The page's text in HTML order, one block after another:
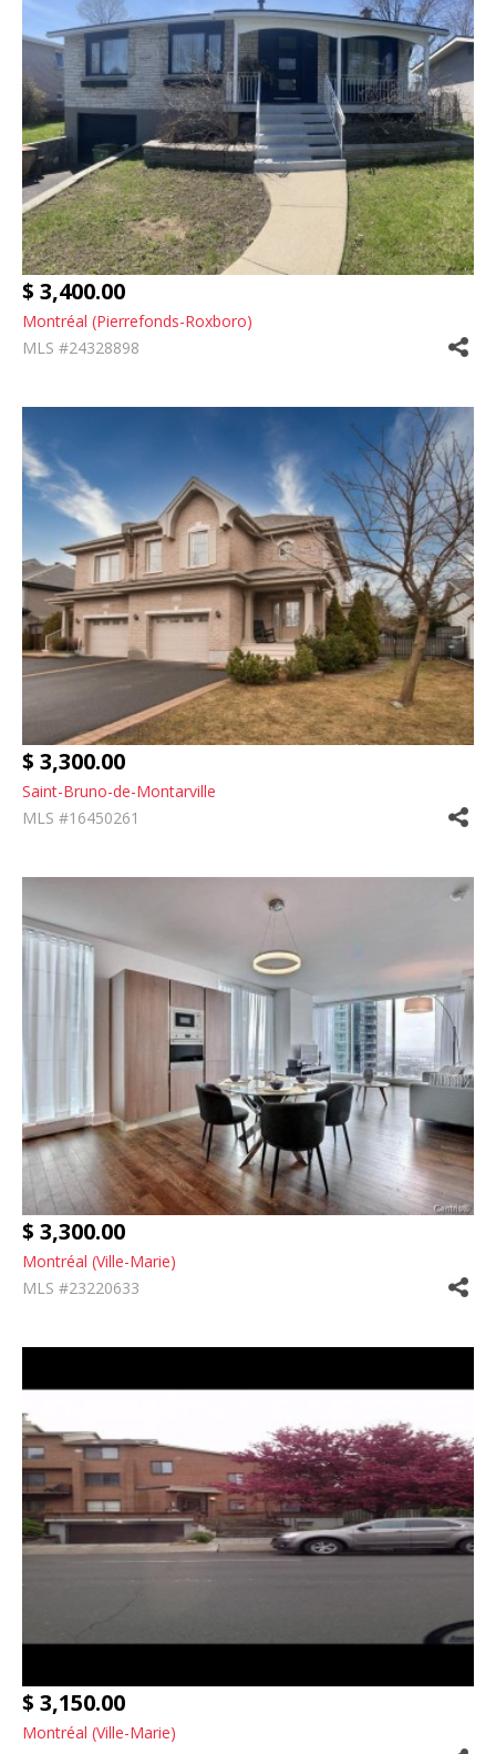
$ 3,400.00
Montréal (Pierrefonds-Roxboro)
MLS #24328898
$ 3,300.00
Saint-Bruno-de-Montarville
MLS #16450261
$ 3,300.00
Montréal (Ville-Marie)
MLS #23220633
$ 3,150.00
Montréal (Ville-Marie)